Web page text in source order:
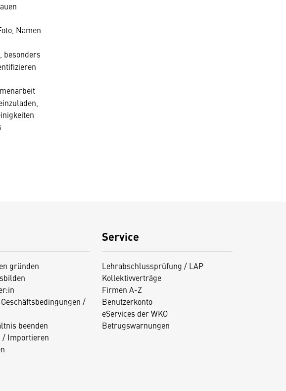
Namen
besonders
gründen
/
beenden
/ Importieren
Service
Lehrabschlussprüfung / LAP
Kollektivverträge
Firmen A-Z
Benutzerkonto
eServices der WKO
Betrugswarnungen